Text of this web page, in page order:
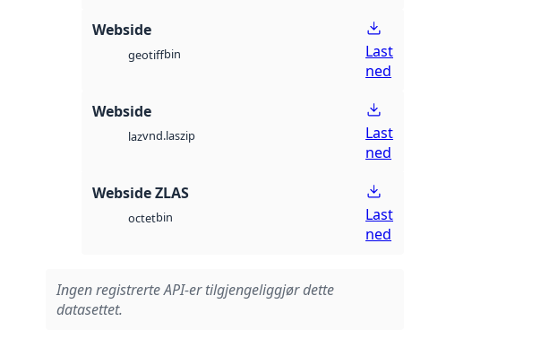
Webside
geotiffbin
Last
ned
Webside
lazvnd.laszip
Last
ned
Webside ZLAS
octetbin
Last
ned
Ingen registrerte API-er tilgjengeliggjør dette
datasettet.